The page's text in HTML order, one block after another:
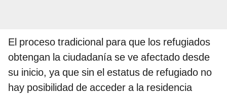
El proceso tradicional para que los refugiados
obtengan la ciudadanía se ve afectado desde
su inicio, ya que sin el estatus de refugiado no
hay posibilidad de acceder a la residencia